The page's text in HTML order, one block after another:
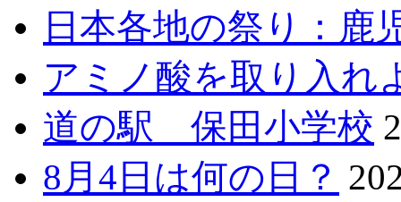
日本各地の祭り：鹿
アミノ酸を取り入れ
道の駅 保田小学校
8月4日は何の日？